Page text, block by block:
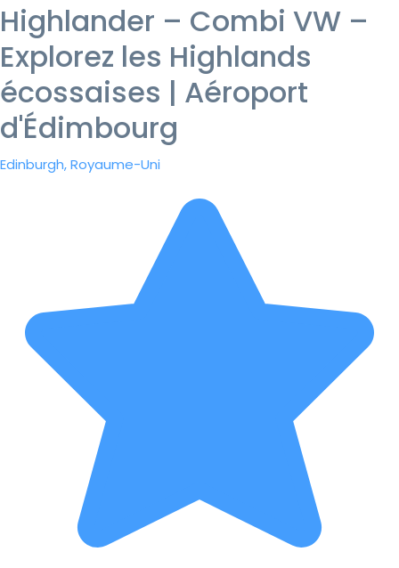
Highlander – Combi VW –
Explorez les Highlands
écossaises | Aéroport
d'Édimbourg
Edinburgh, Royaume-Uni